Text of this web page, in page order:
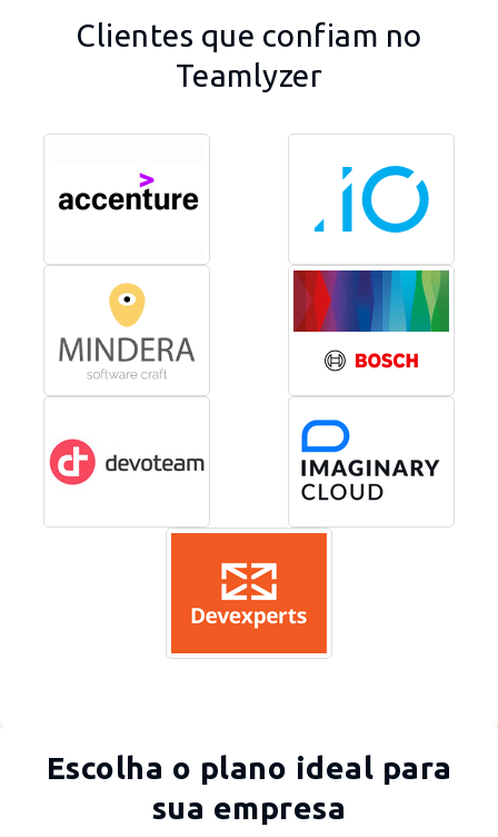
Clientes que confiam no
Teamlyzer
Escolha o plano ideal para
sua empresa